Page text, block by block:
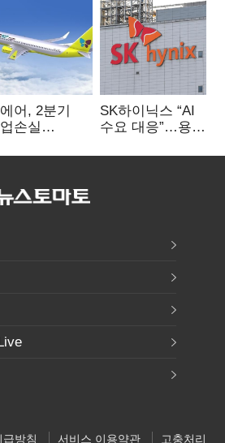
어, 2분기
손실
여파
SK하이닉스 “AI
수요 대응”…용인
투자
방침 서비스 이용약관 고충처리